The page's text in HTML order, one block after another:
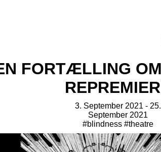
3. September 2021 - 25.
September 2021
#blindness #theatre